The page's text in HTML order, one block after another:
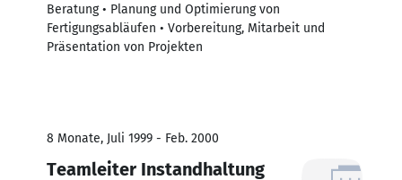
Beratung • Planung und Optimierung von
Fertigungsabläufen • Vorbereitung, Mitarbeit und
Präsentation von Projekten
8 Monate, Juli 1999 - Feb. 2000
Teamleiter Instandhaltung